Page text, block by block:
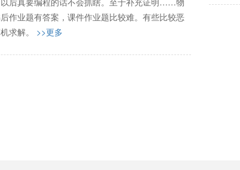
作业题有答案，课件作业题比较难。有些比较恶
求解。 >>更多